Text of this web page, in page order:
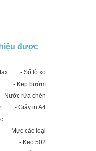
được
- Sổ lò xo
- Kẹp bướm
- Nước rửa chén
- Giấy in A4
- Mực các loại
- Keo 502